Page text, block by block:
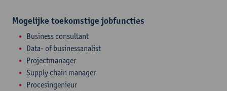
Mogelijke toekomstige jobfuncties
Business consultant
Data- of businessanalist
Projectmanager
Supply chain manager
Procesingenieur